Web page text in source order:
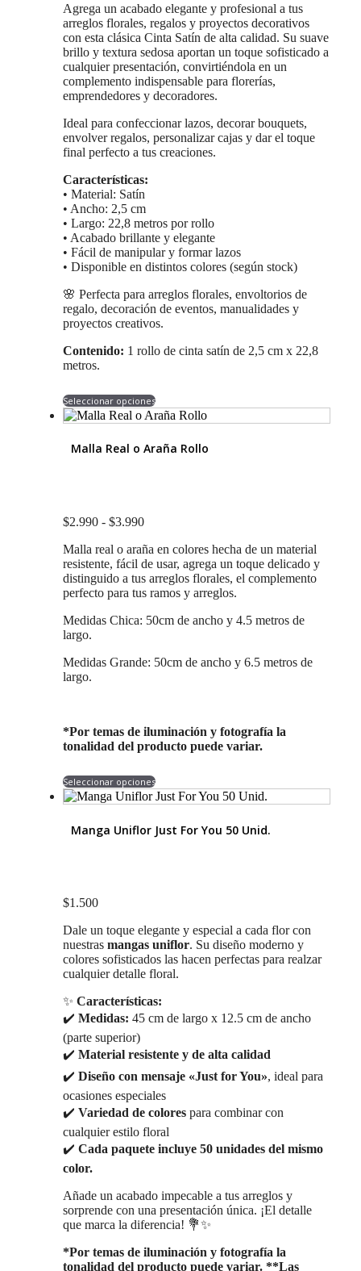
la
página
de
producto
Agrega un acabado elegante y profesional a tus
arreglos florales, regalos y proyectos decorativos
con esta clásica Cinta Satín de alta calidad. Su suave
brillo y textura sedosa aportan un toque sofisticado a
cualquier presentación, convirtiéndola en un
complemento indispensable para florerías,
emprendedores y decoradores.
Ideal para confeccionar lazos, decorar bouquets,
envolver regalos, personalizar cajas y dar el toque
final perfecto a tus creaciones.
Características:
• Material: Satín
• Ancho: 2,5 cm
• Largo: 22,8 metros por rollo
• Acabado brillante y elegante
• Fácil de manipular y formar lazos
• Disponible en distintos colores (según stock)
🌸 Perfecta para arreglos florales, envoltorios de
regalo, decoración de eventos, manualidades y
proyectos creativos.
Contenido: 1 rollo de cinta satín de 2,5 cm x 22,8
metros.
Seleccionar opcionesproducto
tiene
variantes.
la
página
de
producto
Malla Real o Araña Rollo
$2.990 - $3.990Rango
precios:
desde
$2.990
hasta
Malla real o araña en colores hecha de un material
resistente, fácil de usar, agrega un toque delicado y
distinguido a tus arreglos florales, el complemento
perfecto para tus ramos y arreglos.
Medidas Chica: 50cm de ancho y 4.5 metros de
largo.
Medidas Grande: 50cm de ancho y 6.5 metros de
largo.
*Por temas de iluminación y fotografía la
tonalidad del producto puede variar.
Seleccionar opcionesproducto
tiene
variantes.
la
página
de
producto
Manga Uniflor Just For You 50 Unid.
$1.500
Dale un toque elegante y especial a cada flor con
nuestras mangas uniflor. Su diseño moderno y
colores sofisticados las hacen perfectas para realzar
cualquier detalle floral.
✨ Características:
✔️ Medidas: 45 cm de largo x 12.5 cm de ancho
(parte superior)
✔️ Material resistente y de alta calidad
✔️ Diseño con mensaje «Just for You», ideal para
ocasiones especiales
✔️ Variedad de colores para combinar con
cualquier estilo floral
✔️ Cada paquete incluye 50 unidades del mismo
color.
Añade un acabado impecable a tus arreglos y
sorprende con una presentación única. ¡El detalle
que marca la diferencia! 💐✨
*Por temas de iluminación y fotografía la
tonalidad del producto puede variar. **Las